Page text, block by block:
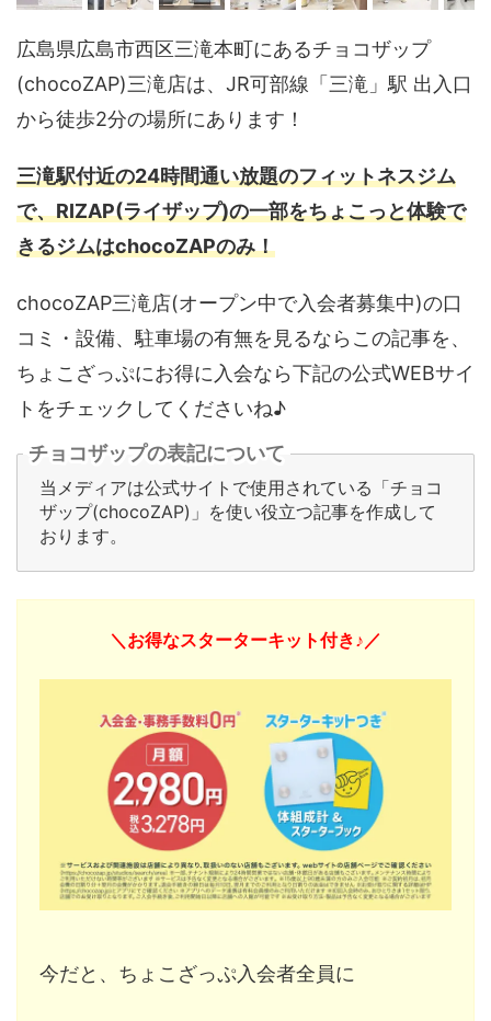
広島県広島市西区三滝本町にあるチョコザップ
(chocoZAP)三滝店は、JR可部線「三滝」駅 出入口
から徒歩2分の場所にあります！
三滝駅付近の24時間通い放題のフィットネスジム
で、RIZAP(ライザップ)の一部をちょこっと体験で
きるジムはchocoZAPのみ！
chocoZAP三滝店(オープン中で入会者募集中)の口
コミ・設備、駐車場の有無を見るならこの記事を、
ちょこざっぷにお得に入会なら下記の公式WEBサイ
トをチェックしてくださいね♪
チョコザップの表記について
当メディアは公式サイトで使用されている「チョコ
ザップ(chocoZAP)」を使い役立つ記事を作成して
おります。
＼お得なスターターキット付き♪／
今だと、ちょこざっぷ入会者全員に